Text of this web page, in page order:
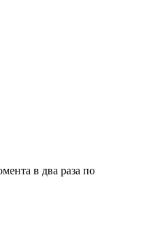
в два раза по